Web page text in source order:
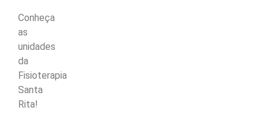
Conheça
as
unidades
da
Fisioterapia
Santa
Rita!